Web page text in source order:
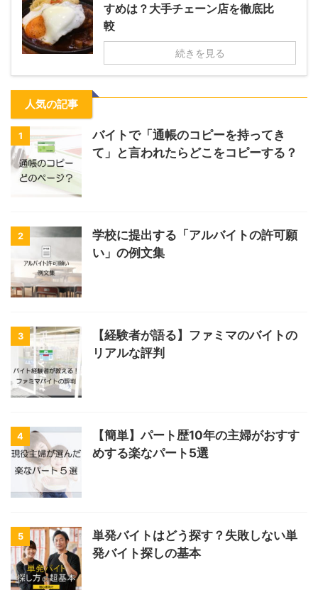
すめは？大手チェーン店を徹底比
較
続きを見る
人気の記事
1
バイトで「通帳のコピーを持ってき
て」と言われたらどこをコピーする？
2
学校に提出する「アルバイトの許可願
い」の例文集
3
【経験者が語る】ファミマのバイトの
リアルな評判
4
【簡単】パート歴10年の主婦がおすす
めする楽なパート5選
5
単発バイトはどう探す？失敗しない単
発バイト探しの基本